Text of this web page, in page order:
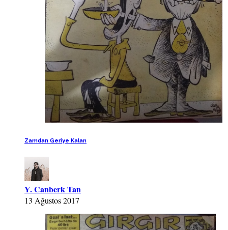
Zamdan Geriye Kalan
Y. Canberk Tan
13 Ağustos 2017